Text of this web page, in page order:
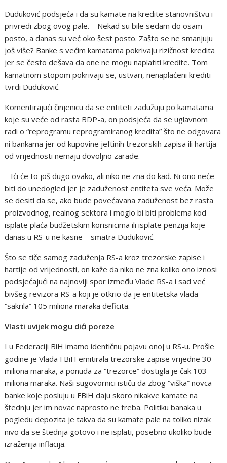
Duduković podsjeća i da su kamate na kredite stanovništvu i
privredi zbog ovog pale. – Nekad su bile sedam do osam
posto, a danas su već oko šest posto. Zašto se ne smanjuju
još više? Banke s većim kamatama pokrivaju rizičnost kredita
jer se često dešava da one ne mogu naplatiti kredite. Tom
kamatnom stopom pokrivaju se, ustvari, nenaplaćeni krediti –
tvrdi Duduković.
Komentirajući činjenicu da se entiteti zadužuju po kamatama
koje su veće od rasta BDP-a, on podsjeća da se uglavnom
radi o “reprogramu reprogramiranog kredita” što ne odgovara
ni bankama jer od kupovine jeftinih trezorskih zapisa ili hartija
od vrijednosti nemaju dovoljno zarade.
– Ići će to još dugo ovako, ali niko ne zna do kad. Ni ono neće
biti do unedogled jer je zaduženost entiteta sve veća. Može
se desiti da se, ako bude povećavana zaduženost bez rasta
proizvodnog, realnog sektora i moglo bi biti problema kod
isplate plaća budžetskim korisnicima ili isplate penzija koje
danas u RS-u ne kasne – smatra Duduković.
Što se tiče samog zaduženja RS-a kroz trezorske zapise i
hartije od vrijednosti, on kaže da niko ne zna koliko ono iznosi
podsjećajući na najnoviji spor između Vlade RS-a i sad već
bivšeg revizora RS-a koji je otkrio da je entitetska vlada
“sakrila” 105 miliona maraka deficita.
Vlasti uvijek mogu dići poreze
I u Federaciji BiH imamo identičnu pojavu onoj u RS-u. Prošle
godine je Vlada FBiH emitirala trezorske zapise vrijedne 30
miliona maraka, a ponuda za “trezorce” dostigla je čak 103
miliona maraka. Naši sugovornici ističu da zbog “viška” novca
banke koje posluju u FBiH daju skoro nikakve kamate na
štednju jer im novac naprosto ne treba. Politiku banaka u
pogledu depozita je takva da su kamate pale na toliko nizak
nivo da se štednja gotovo i ne isplati, posebno ukoliko bude
izraženija inflacija.